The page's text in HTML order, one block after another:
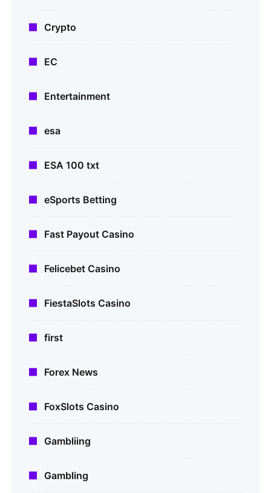
Crypto
EC
Entertainment
esa
ESA 100 txt
eSports Betting
Fast Payout Casino
Felicebet Casino
FiestaSlots Casino
first
Forex News
FoxSlots Casino
Gambliing
Gambling